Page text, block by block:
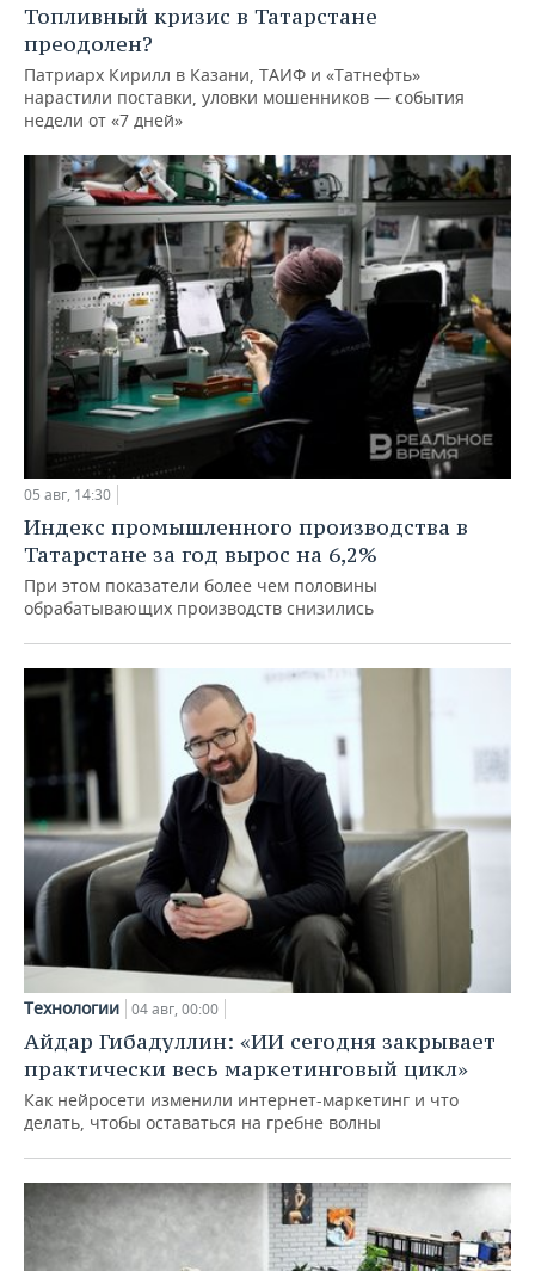
Топливный кризис в Татарстане
преодолен?
Патриарх Кирилл в Казани, ТАИФ и «Татнефть»
нарастили поставки, уловки мошенников — события
недели от «7 дней»
05 авг, 14:30
Индекс промышленного производства в
Татарстане за год вырос на 6,2%
При этом показатели более чем половины
обрабатывающих производств снизились
Технологии 04 авг, 00:00
Айдар Гибадуллин: «ИИ сегодня закрывает
практически весь маркетинговый цикл»
Как нейросети изменили интернет-маркетинг и что
делать, чтобы оставаться на гребне волны